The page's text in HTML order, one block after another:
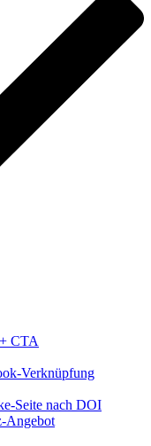
CTA
Verknüpfung
Seite nach DOI
Angebot